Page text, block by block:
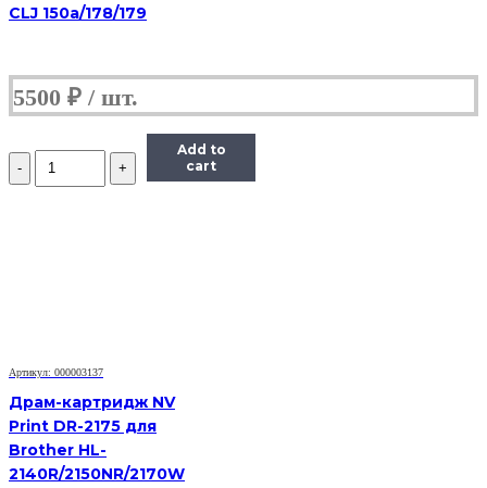
CLJ 150a/178/179
5500 ₽
Количество
Драм-
E260,
E360,
E46x,
X264,
X36x,
X46x
Add to
cart
Артикул: 000003137
Драм-картридж NV
Print DR-2175 для
Brother HL-
2140R/2150NR/2170W